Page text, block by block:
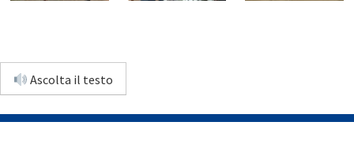
Ascolta il testo